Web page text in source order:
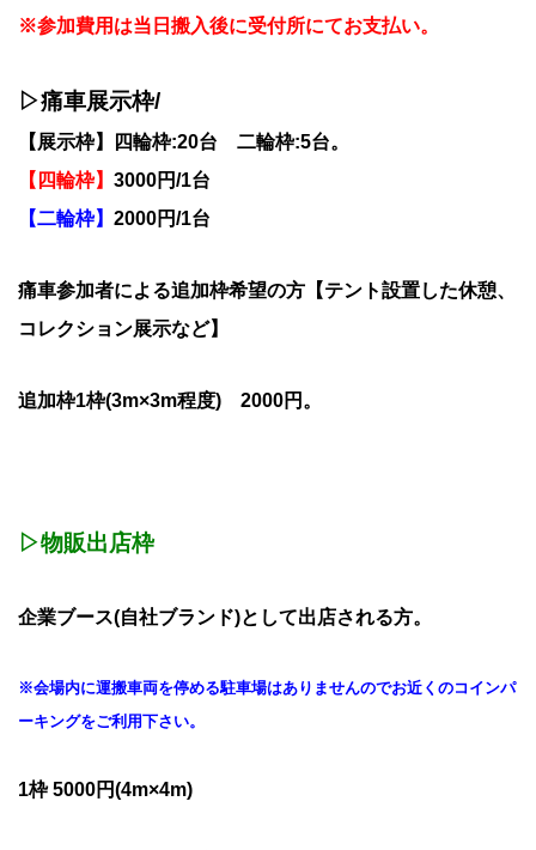
※参加費用は当日搬入後に受付所にてお支払い。
▷痛車展示枠/
【展示枠】四輪枠:20台 二輪枠:5台。
【四輪枠】 3000円/1台
【二輪枠】 2000円/1台
痛車参加者による追加枠希望の方【テント設置した休憩、
コレクション展示など】
追加枠1枠(3m×3m程度) 2000円。
▷物販出店枠
企業ブース(自社ブランド)として出店される方。
※会場内に運搬車両を停める駐車場はありませんのでお近くのコインパ
ーキングをご利用下さい。
1枠 5000円(4m×4m)